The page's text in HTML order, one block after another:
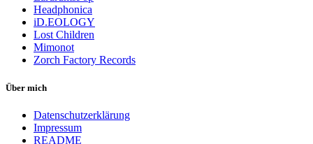
Headphonica
iD.EOLOGY
Lost Children
Mimonot
Zorch Factory Records
Über mich
Datenschutzerklärung
Impressum
README